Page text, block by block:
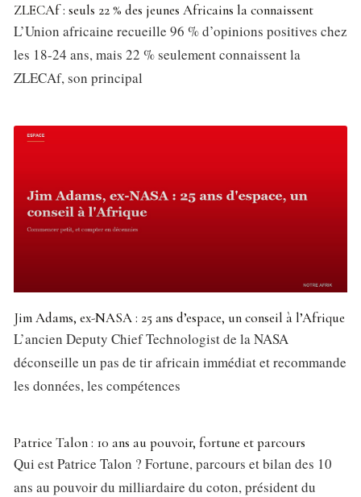
ZLECAf : seuls 22 % des jeunes Africains la connaissent
L’Union africaine recueille 96 % d’opinions positives chez
les 18-24 ans, mais 22 % seulement connaissent la
ZLECAf, son principal
Jim Adams, ex-NASA : 25 ans d’espace, un conseil à l’Afrique
L’ancien Deputy Chief Technologist de la NASA
déconseille un pas de tir africain immédiat et recommande
les données, les compétences
Patrice Talon : 10 ans au pouvoir, fortune et parcours
Qui est Patrice Talon ? Fortune, parcours et bilan des 10
ans au pouvoir du milliardaire du coton, président du